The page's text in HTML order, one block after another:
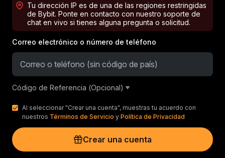
Tu dirección IP es de una de las regiones restringidas
de Bybit. Ponte en contacto con nuestro soporte de
chat en vivo si tienes alguna pregunta o solicitud.
Correo electrónico o número de teléfono
Código de Referencia (Opcional)
Al seleccionar "Crear una cuenta", muestras tu acuerdo con
nuestros Términos de Servicio y Política de Privacidad
Crear una cuenta